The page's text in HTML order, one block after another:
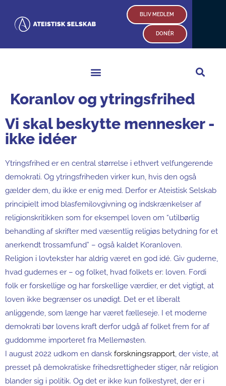
indholdet
BLIV MEDLEM
DONÉR
Koranlov og ytringsfrihed
Vi skal beskytte mennesker -
ikke idéer
Ytringsfrihed er en central størrelse i ethvert velfungerende
demokrati. Og ytringsfriheden virker kun, hvis den også
gælder dem, du ikke er enig med. Derfor er Ateistisk Selskab
principielt imod blasfemilovgivning og indskrænkelser af
religionskritikken som for eksempel loven om “utilbørlig
behandling af skrifter med væsentlig religiøs betydning for et
anerkendt trossamfund” – også kaldet Koranloven.
Religion i lovtekster har aldrig været en god idé. Giv guderne,
hvad gudernes er – og folket, hvad folkets er: loven. Fordi
folk er forskellige og har forskellige værdier, er det vigtigt, at
loven ikke begrænser os unødigt. Det er et liberalt
anliggende, som længe har været fælleseje. I et moderne
demokrati bør lovens kraft derfor udgå af folket frem for af
guddomme importeret fra Mellemøsten.
I august 2022 udkom en dansk forskningsrapport, der viste, at
presset på demokratiske frihedsrettigheder stiger, når religion
blander sig i politik. Og det er ikke kun folkestyret, der er i